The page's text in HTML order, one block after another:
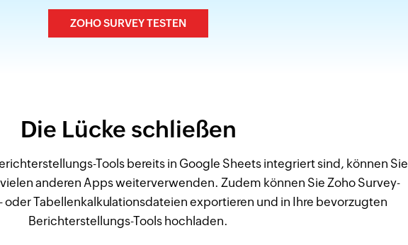
ZOHO SURVEY TESTEN
Die Lücke schließen
Tools bereits in Google Sheets integriert sind, können Sie
vielen anderen Apps weiterverwenden. Zudem können Sie Zoho Survey-
oder Tabellenkalkulationsdateien exportieren und in Ihre bevorzugten
Berichterstellungs-Tools hochladen.